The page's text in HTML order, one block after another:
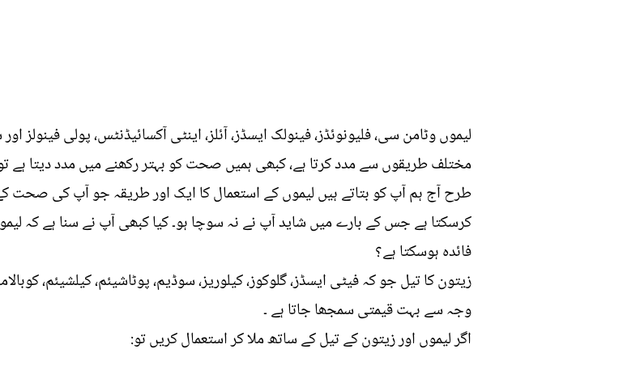
لیموں وٹامن سی، فلیونوئڈز، فینولک ایسڈز، آئلز، اینٹی آکسائیڈنٹس، پولی
مختلف طریقوں سے مدد کرتا ہے، کبھی ہمیں صحت کو بہتر رکھنے میں مدد دیتا ہے
طرح آج ہم آپ کو بتاتے ہیں لیموں کے استعمال کا ایک اور طریقہ جو آپ کی صحت
کرسکتا ہے جس کے بارے میں شاید آپ نے نہ سوچا ہو۔ کیا کبھی آپ نے سنا ہے کہ
فائدہ ہوسکتا ہے؟
زیتون کا تیل جو کہ فیٹی ایسڈز، گلوکوز، کیلوریز، سوڈیم، پوٹاشیئم، کیلشیئم،
وجہ سے بہت قیمتی سمجھا جاتا ہے ۔
اگر لیموں اور زیتون کے تیل کے ساتھ ملا کر استعمال کریں تو: